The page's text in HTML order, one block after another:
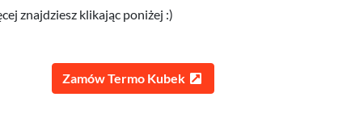
znajdziesz klikając poniżej :)
Zamów Termo Kubek